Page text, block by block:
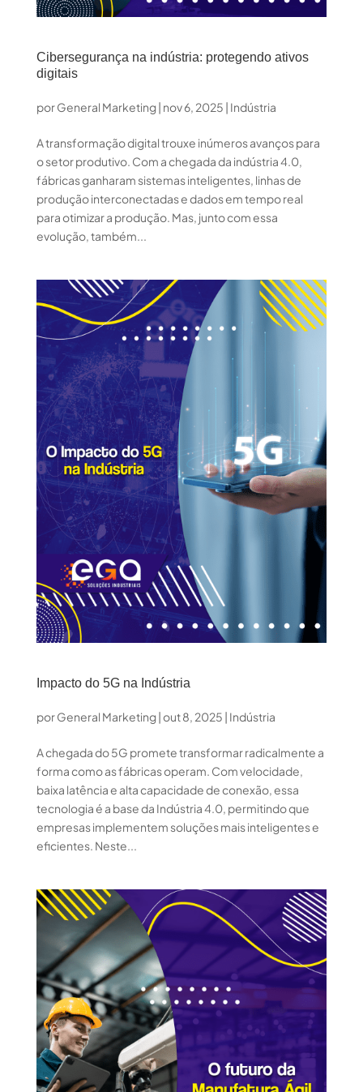
Cibersegurança na indústria: protegendo ativos
digitais
porGeneral Marketing| nov 6, 2025 | Indústria
A transformação digital trouxe inúmeros avanços para
o setor produtivo. Com a chegada da indústria 4.0,
fábricas ganharam sistemas inteligentes, linhas de
produção interconectadas e dados em tempo real
para otimizar a produção. Mas, junto com essa
evolução, também...
Impacto do 5G na Indústria
porGeneral Marketing|out 8, 2025 | Indústria
A chegada do 5G promete transformar radicalmente a
forma como as fábricas operam. Com velocidade,
baixa latência e alta capacidade de conexão, essa
tecnologia é a base da Indústria 4.0, permitindo que
empresas implementem soluções mais inteligentes e
eficientes. Neste...